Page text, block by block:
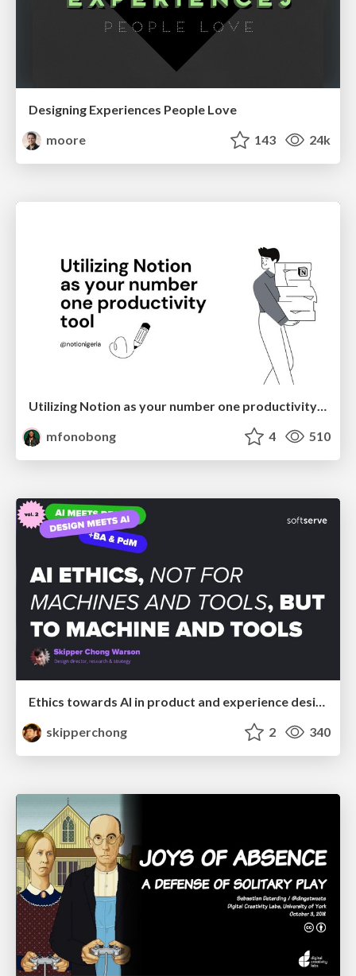
Designing Experiences People Love
moore
143 24k
mfonobong
4 510
Ethics towards AI in product and experience design
skipperchong
2 340